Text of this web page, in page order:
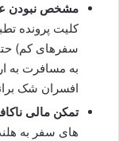
مشخص نبودن
کلیت پرونده
سفرهای کم)
به مسافرت به
افسران شک
تمکن مالی
های سفر به